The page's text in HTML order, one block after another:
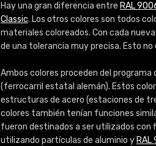
Hay una gran diferencia entre RAL
Classic. Los otros colores son todos
materiales coloreados. Con cada
de una tolerancia muy precisa. Esto no
Ambos colores proceden del
(ferrocarril estatal alemán). Estos
estructuras de acero (estaciones de
colores también tenían funciones
fueron destinados a ser utilizados con
utilizando partículas de aluminio y RAL